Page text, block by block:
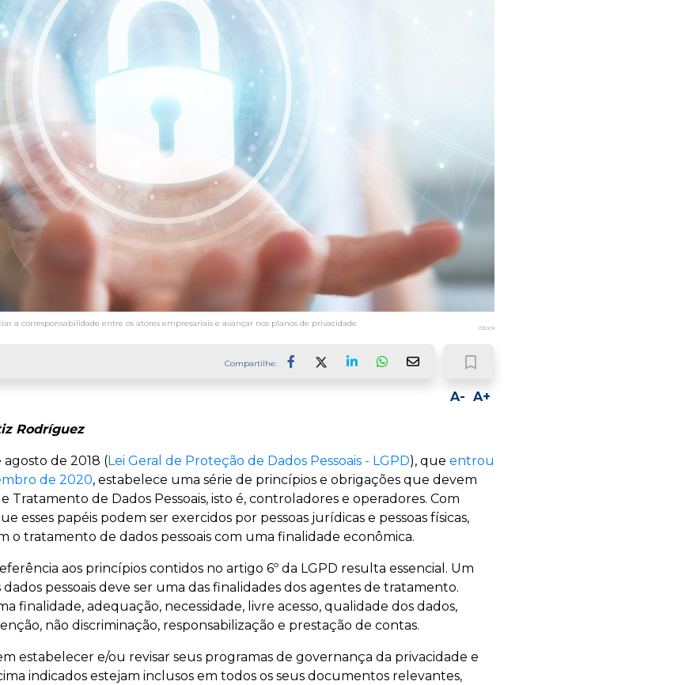
a corresponsabilidade entre os atores empresariais e avançar nos planos de privacidade iStock
Compartilhe: bookmark_border
A+
A-
Rodríguez
agosto de 2018 (Lei Geral de Proteção de Dados Pessoais - LGPD), que entrou
de 2020, estabelece uma série de princípios e obrigações que devem
Tratamento de Dados Pessoais, isto é, controladores e operadores. Com
esses papéis podem ser exercidos por pessoas jurídicas e pessoas físicas,
o tratamento de dados pessoais com uma finalidade econômica.
aos princípios contidos no artigo 6º da LGPD resulta essencial. Um
pessoais deve ser uma das finalidades dos agentes de tratamento.
finalidade, adequação, necessidade, livre acesso, qualidade dos dados,
não discriminação, responsabilização e prestação de contas.
estabelecer e/ou revisar seus programas de governança da privacidade e
indicados estejam inclusos em todos os seus documentos relevantes,